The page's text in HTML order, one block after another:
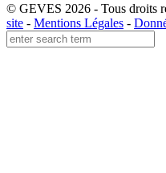
© GEVES 2026 - Tous droits
site - Mentions Légales -